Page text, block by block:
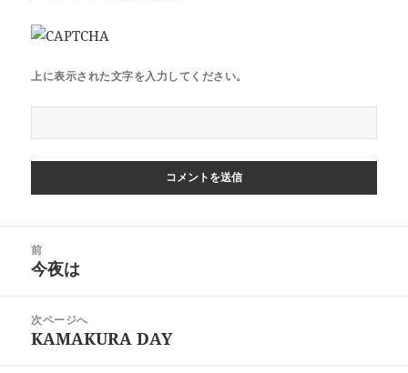
上に表示された文字を入力してください。
前
前
投
稿:
今夜は
次ページへ
次
KAMAKURA DAY